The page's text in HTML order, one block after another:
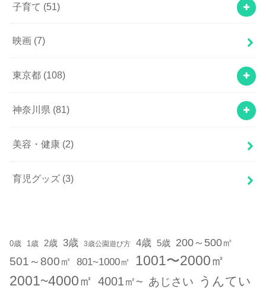
子育て (51)
映画 (7)
東京都 (108)
神奈川県 (81)
美容・健康 (2)
育児グッズ (3)
0歳 1歳 2歳 3歳 3歳公園遊び方 4歳 5歳 200～500㎡
501～800㎡ 801~1000㎡
1001〜2000㎡
2001~4000㎡ 4001㎡~ あじさい うんてい